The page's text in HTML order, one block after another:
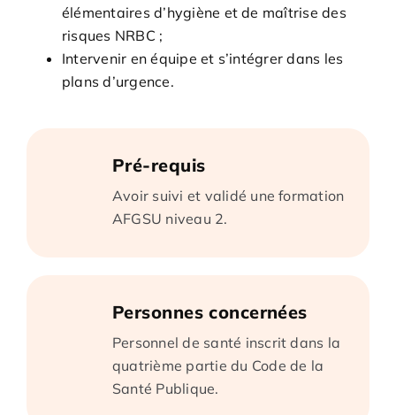
élémentaires d’hygiène et de maîtrise des
risques NRBC ;
Intervenir en équipe et s’intégrer dans les
plans d’urgence.
Pré-requis
Avoir suivi et validé une formation
AFGSU niveau 2.
Personnes concernées
Personnel de santé inscrit dans la
quatrième partie du Code de la
Santé Publique.